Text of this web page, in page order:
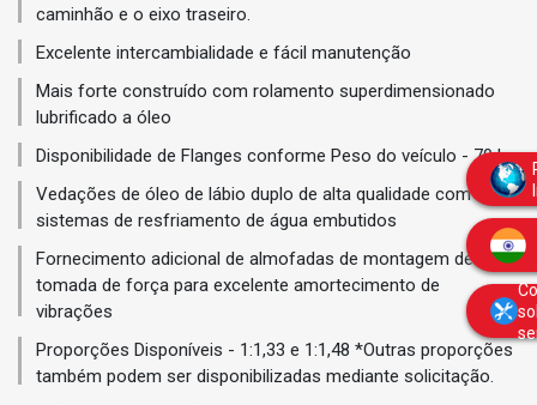
caminhão e o eixo traseiro.
Excelente intercambialidade e fácil manutenção
Mais forte construído com rolamento superdimensionado
lubrificado a óleo
Disponibilidade de Flanges conforme Peso do veículo - 70 kg
Vedações de óleo de lábio duplo de alta qualidade com
sistemas de resfriamento de água embutidos
Fornecimento adicional de almofadas de montagem de
tomada de força para excelente amortecimento de
vibrações
Proporções Disponíveis - 1:1,33 e 1:1,48 *Outras proporções
também podem ser disponibilizadas mediante solicitação.